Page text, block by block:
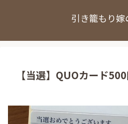
引き籠もり嫁
【当選】QUOカード